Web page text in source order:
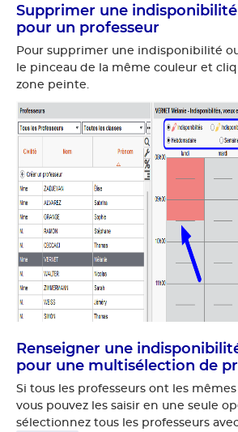
Supprimer une
pour un professeur
Pour supprimer une indisponibilité
le pinceau de la même couleur et
zone peinte.
Renseigner une
pour une multisélection de
Si tous les professeurs ont les
vous pouvez les saisir en une seule
sélectionnez tous les professeurs